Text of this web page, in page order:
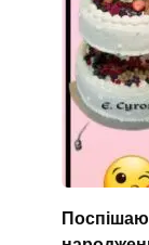
Поспішаю